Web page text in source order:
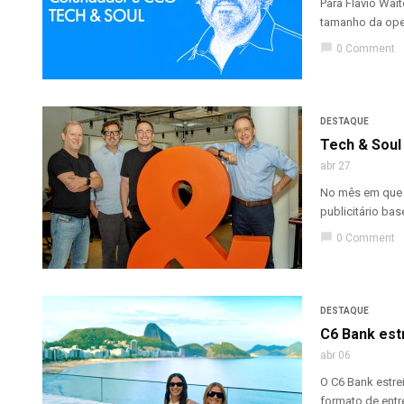
Para Flavio
tamanho da
chat_bubble 0 Comment
DESTAQUE
Tech &
abr 27
No mês em
publicitário
chat_bubble 0 Comment
DESTAQUE
C6 Bank
abr 06
O C6 Bank
formato de